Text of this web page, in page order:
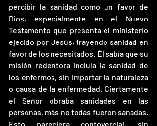
percibir la sanidad como un favor de
Dios, especialmente en el Nuevo
Testamento que presenta el ministerio
ejecido por Jesús, trayendo sanidad en
favor de los necesitados. Él sabía que su
misión redentora incluía la sanidad de
los enfermos, sin importar la naturaleza
o causa de la enfermedad. Ciertamente
el Señor obraba sanidades en las
personas, más no todas fueron sanadas.
Esto pareciera contovercial, sin